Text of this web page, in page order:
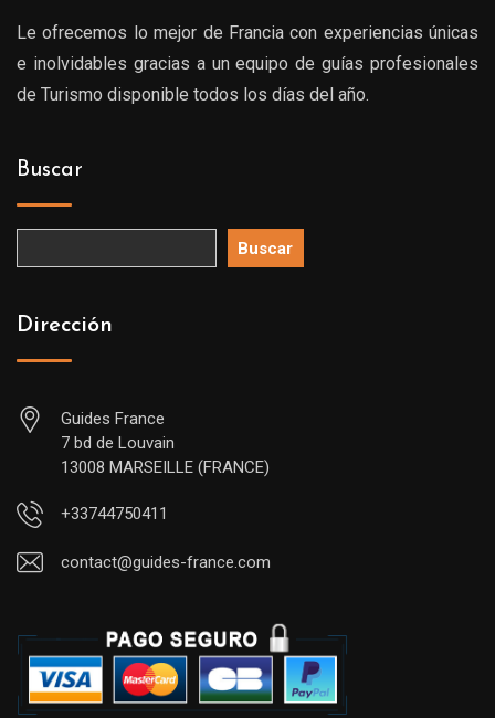
Le ofrecemos lo mejor de Francia con experiencias únicas
e inolvidables gracias a un equipo de guías profesionales
de Turismo disponible todos los días del año.
Buscar
Buscar
Dirección
Guides France
7 bd de Louvain
13008 MARSEILLE (FRANCE)
+33744750411
contact@guides-france.com